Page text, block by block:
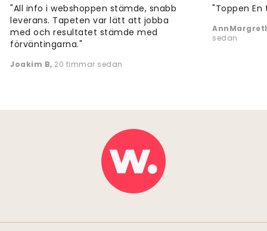
"All info i webshoppen stämde, snabb
leverans. Tapeten var lätt att jobba
med och resultatet stämde med
förväntingarna."
Joakim B, 20 timmar sedan
"Toppen
sedan